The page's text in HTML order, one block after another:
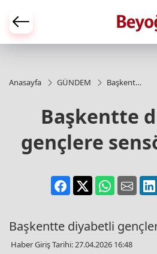
Anasayfa GÜNDEM
Başkentte
sensör
desteği
Başkentte
gençlere
Başkentte diyabetli
Haber Giriş Tarihi: 27.04.2026 16:48